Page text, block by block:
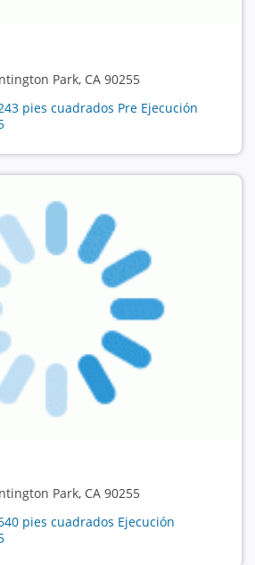
Park, CA 90255
pies cuadrados Pre Ejecución
Park, CA 90255
pies cuadrados Ejecución